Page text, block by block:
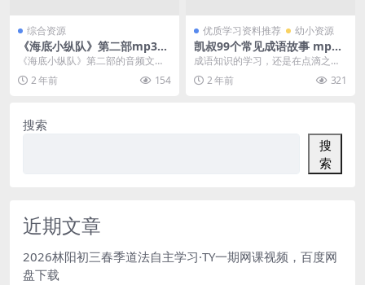
综合资源
《海底小纵队》第二部mp3音
频文件下载，凯叔讲故事《海
底小纵队》百度网盘下载
《海底小纵队》第二部的音频文件
现在可以下载啦！凯叔讲的这个故
事系列，总是能让孩子...
2 年前 154
优质学习资料推荐 幼小资源
凯叔99个常见成语故事 mp3
音频文件，听故事学成语知识
资料百度网盘下载
成语知识的学习，还是在点滴之
间，今天给孩子们推荐：凯叔99个
常见成语故事 mp3...
2 年前 321
搜索
搜
索
近期文章
2026林阳初三春季道法自主学习·TY一期网课视频，百度网
盘下载